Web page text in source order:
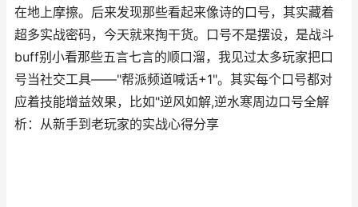
在地上摩擦。后来发现那些看起来像诗的口号，其实藏着
超多实战密码，今天就来掏干货。口号不是摆设，是战斗
buff别小看那些五言七言的顺口溜，我见过太多玩家把口
号当社交工具——"帮派频道喊话+1"。其实每个口号都对
应着技能增益效果，比如"逆风如解,逆水寒周边口号全解
析：从新手到老玩家的实战心得分享